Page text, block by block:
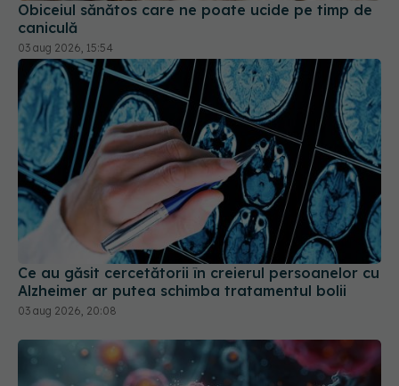
Obiceiul sănătos care ne poate ucide pe timp de
caniculă
03 aug 2026, 15:54
Ce au găsit cercetătorii în creierul persoanelor cu
Alzheimer ar putea schimba tratamentul bolii
03 aug 2026, 20:08